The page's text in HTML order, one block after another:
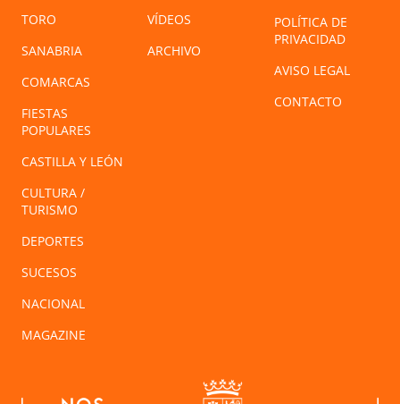
TORO
SANABRIA
COMARCAS
FIESTAS
POPULARES
CASTILLA Y LEÓN
CULTURA /
TURISMO
DEPORTES
SUCESOS
NACIONAL
MAGAZINE
VÍDEOS
ARCHIVO
POLÍTICA DE
PRIVACIDAD
AVISO LEGAL
CONTACTO